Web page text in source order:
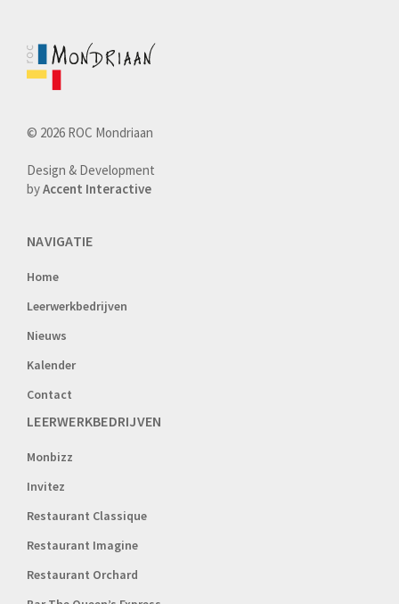
© 2026 ROC Mondriaan
Design & Development
byAccent Interactive
NAVIGATIE
Home
Leerwerkbedrijven
Nieuws
Kalender
Contact
LEERWERKBEDRIJVEN
Monbizz
Invitez
Restaurant Classique
Restaurant Imagine
Restaurant Orchard